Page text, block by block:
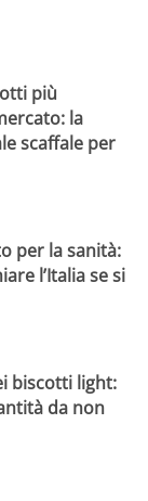
più
la
scaffale per
per la sanità:
l’Italia se si
biscotti light:
da non